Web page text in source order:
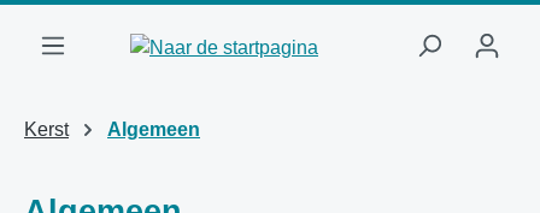
Kerst Algemeen